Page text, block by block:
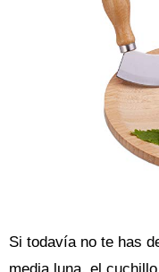
Si todavía no te has